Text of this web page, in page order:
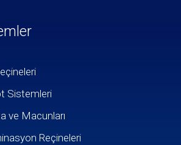
Sistemleri
ve Macunları
Reçineleri